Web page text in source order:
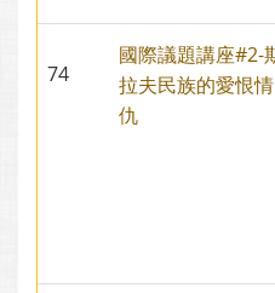
74
國際議題講座#2-
拉夫民族的愛恨情
仇